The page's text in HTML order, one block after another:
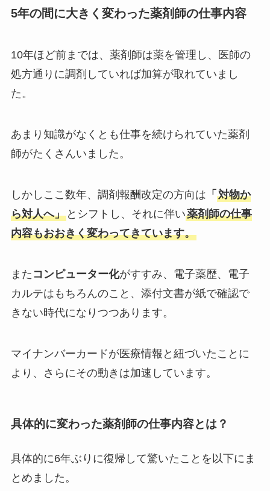
5年の間に大きく変わった薬剤師の仕事内容
10年ほど前までは、薬剤師は薬を管理し、医師の
処方通りに調剤していれば加算が取れていまし
た。
あまり知識がなくとも仕事を続けられていた薬剤
師がたくさんいました。
しかしここ数年、調剤報酬改定の方向は 「 対物か
ら対人へ」とシフトし、それに伴い薬剤師の仕事
内容もおおきく変わってきています。
また コンピューター化がすすみ、電子薬歴、電子
カルテはもちろんのこと、添付文書が紙で確認で
きない時代になりつつあります。
マイナンバーカードが医療情報と紐づいたことに
より、さらにその動きは加速しています。
具体的に変わった薬剤師の仕事内容とは？
具体的に6年ぶりに復帰して驚いたことを以下にま
とめました。